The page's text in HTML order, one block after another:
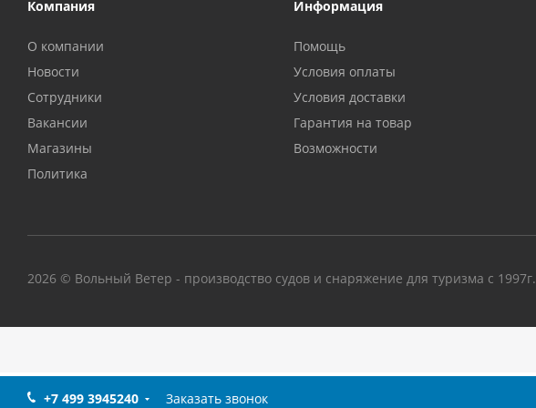
Компания
О компании
Новости
Сотрудники
Вакансии
Магазины
Политика
Информация
Помощь
Условия оплаты
Условия доставки
Гарантия на товар
Возможности
2026 © Вольный Ветер - производство судов и снаряжение для туризма с 1997г.
+7 499 3945240 Заказать звонок